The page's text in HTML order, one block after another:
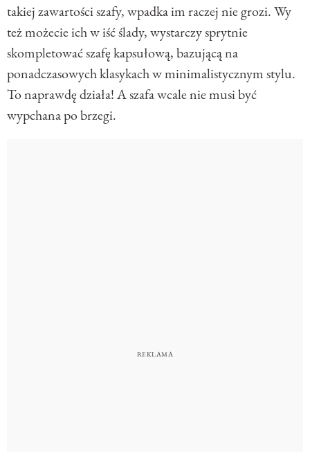
takiej zawartości szafy, wpadka im raczej nie grozi. Wy
też możecie ich w iść ślady, wystarczy sprytnie
skompletować szafę kapsułową, bazującą na
ponadczasowych klasykach w minimalistycznym stylu.
To naprawdę działa! A szafa wcale nie musi być
wypchana po brzegi.